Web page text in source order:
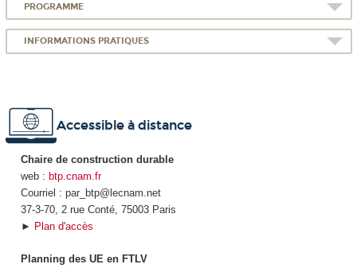
PROGRAMME
INFORMATIONS PRATIQUES
Accessible à distance
Chaire de construction durable
web : btp.cnam.fr
Courriel : par_btp@lecnam.net
37-3-70, 2 rue Conté, 75003 Paris
► Plan d'accès
Planning des UE en FTLV